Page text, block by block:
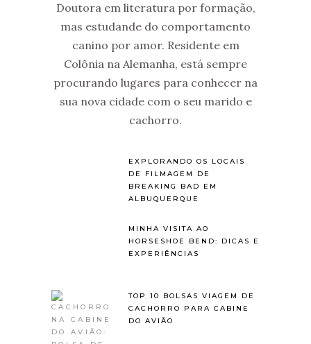
Doutora em literatura por formação,
mas estudande do comportamento
canino por amor. Residente em
Colônia na Alemanha, está sempre
procurando lugares para conhecer na
sua nova cidade com o seu marido e
cachorro.
EXPLORANDO OS LOCAIS
DE FILMAGEM DE
BREAKING BAD EM
ALBUQUERQUE
MINHA VISITA AO
HORSESHOE BEND: DICAS E
EXPERIÊNCIAS
TOP 10 BOLSAS VIAGEM DE
CACHORRO PARA CABINE
DO AVIÃO